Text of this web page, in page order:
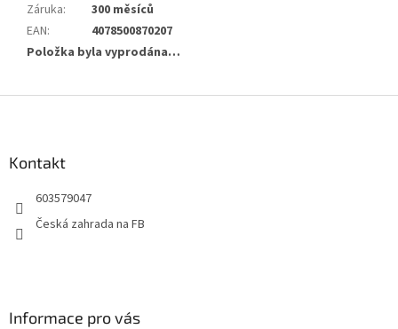
Záruka:
300 měsíců
EAN:
4078500870207
Položka byla vyprodána…
Kontakt
603579047
Česká zahrada na FB
Informace pro vás